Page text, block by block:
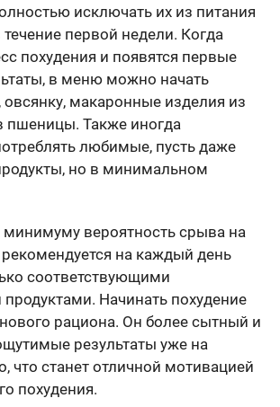
исключать их из питания
первой недели. Когда
похудения и появятся первые
в меню можно начать
овсянку, макаронные изделия из
пшеницы. Также иногда
любимые, пусть даже
но в минимальном
минимуму вероятность срыва на
на каждый день
соответствующими
Начинать похудение
рациона. Он более сытный и
результаты уже на
что станет отличной мотивацией
похудения.